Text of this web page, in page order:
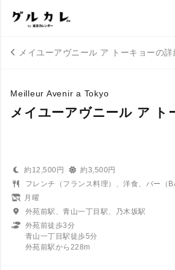
メイユーアヴニール ア トーキョーの詳
Meilleur Avenir a Tokyo
メイユーアヴニール ア ト
約12,500円
約3,500円
フレンチ（フランス料理）、洋食、バー（
月曜
外苑前駅、青山一丁目駅、乃木坂駅
外苑前徒歩3分
青山一丁目駅徒歩5分
外苑前駅から228m